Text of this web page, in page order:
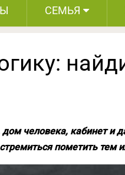
СЕМЬЯ
дом человека, кабинет
пометить тем